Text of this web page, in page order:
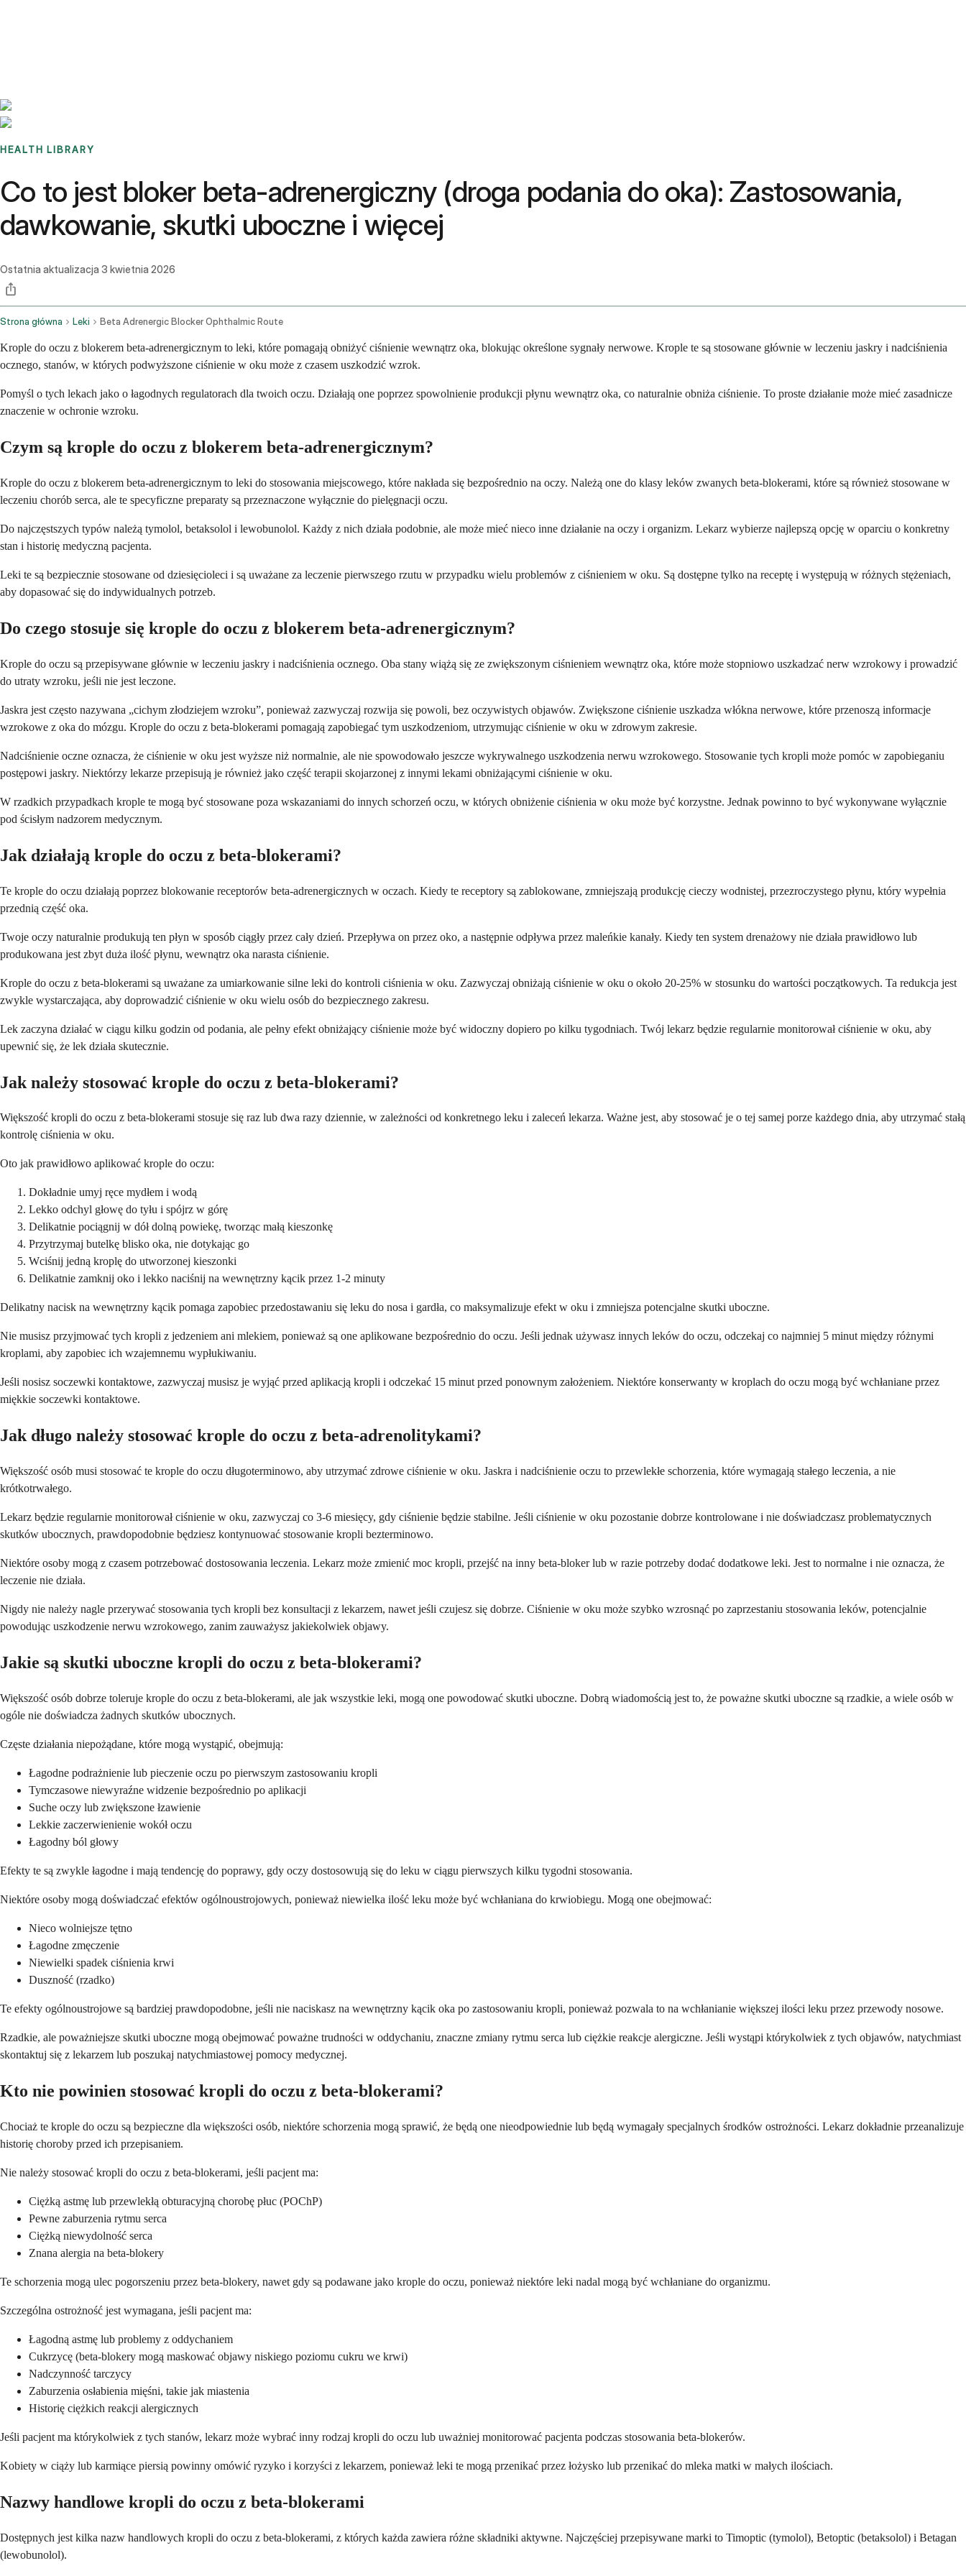
HEALTH LIBRARY
Co to jest bloker beta-adrenergiczny (droga podania do oka): Zastosowania,
dawkowanie, skutki uboczne i więcej
Ostatnia aktualizacja 3 kwietnia 2026
Strona główna Leki Beta Adrenergic Blocker Ophthalmic Route
Krople do oczu z blokerem beta-adrenergicznym to leki, które pomagają obniżyć ciśnienie wewnątrz oka, blokując określone sygnały nerwowe. Krople te są stosowane głównie w leczeniu jaskry i nadciśnienia
ocznego, stanów, w których podwyższone ciśnienie w oku może z czasem uszkodzić wzrok.
Pomyśl o tych lekach jako o łagodnych regulatorach dla twoich oczu. Działają one poprzez spowolnienie produkcji płynu wewnątrz oka, co naturalnie obniża ciśnienie. To proste działanie może mieć zasadnicze
znaczenie w ochronie wzroku.
Czym są krople do oczu z blokerem beta-adrenergicznym?
Krople do oczu z blokerem beta-adrenergicznym to leki do stosowania miejscowego, które nakłada się bezpośrednio na oczy. Należą one do klasy leków zwanych beta-blokerami, które są również stosowane w
leczeniu chorób serca, ale te specyficzne preparaty są przeznaczone wyłącznie do pielęgnacji oczu.
Do najczęstszych typów należą tymolol, betaksolol i lewobunolol. Każdy z nich działa podobnie, ale może mieć nieco inne działanie na oczy i organizm. Lekarz wybierze najlepszą opcję w oparciu o konkretny
stan i historię medyczną pacjenta.
Leki te są bezpiecznie stosowane od dziesięcioleci i są uważane za leczenie pierwszego rzutu w przypadku wielu problemów z ciśnieniem w oku. Są dostępne tylko na receptę i występują w różnych stężeniach,
aby dopasować się do indywidualnych potrzeb.
Do czego stosuje się krople do oczu z blokerem beta-adrenergicznym?
Krople do oczu są przepisywane głównie w leczeniu jaskry i nadciśnienia ocznego. Oba stany wiążą się ze zwiększonym ciśnieniem wewnątrz oka, które może stopniowo uszkadzać nerw wzrokowy i prowadzić
do utraty wzroku, jeśli nie jest leczone.
Jaskra jest często nazywana „cichym złodziejem wzroku”, ponieważ zazwyczaj rozwija się powoli, bez oczywistych objawów. Zwiększone ciśnienie uszkadza włókna nerwowe, które przenoszą informacje
wzrokowe z oka do mózgu. Krople do oczu z beta-blokerami pomagają zapobiegać tym uszkodzeniom, utrzymując ciśnienie w oku w zdrowym zakresie.
Nadciśnienie oczne oznacza, że ciśnienie w oku jest wyższe niż normalnie, ale nie spowodowało jeszcze wykrywalnego uszkodzenia nerwu wzrokowego. Stosowanie tych kropli może pomóc w zapobieganiu
postępowi jaskry. Niektórzy lekarze przepisują je również jako część terapii skojarzonej z innymi lekami obniżającymi ciśnienie w oku.
W rzadkich przypadkach krople te mogą być stosowane poza wskazaniami do innych schorzeń oczu, w których obniżenie ciśnienia w oku może być korzystne. Jednak powinno to być wykonywane wyłącznie
pod ścisłym nadzorem medycznym.
Jak działają krople do oczu z beta-blokerami?
Te krople do oczu działają poprzez blokowanie receptorów beta-adrenergicznych w oczach. Kiedy te receptory są zablokowane, zmniejszają produkcję cieczy wodnistej, przezroczystego płynu, który wypełnia
przednią część oka.
Twoje oczy naturalnie produkują ten płyn w sposób ciągły przez cały dzień. Przepływa on przez oko, a następnie odpływa przez maleńkie kanały. Kiedy ten system drenażowy nie działa prawidłowo lub
produkowana jest zbyt duża ilość płynu, wewnątrz oka narasta ciśnienie.
Krople do oczu z beta-blokerami są uważane za umiarkowanie silne leki do kontroli ciśnienia w oku. Zazwyczaj obniżają ciśnienie w oku o około 20-25% w stosunku do wartości początkowych. Ta redukcja jest
zwykle wystarczająca, aby doprowadzić ciśnienie w oku wielu osób do bezpiecznego zakresu.
Lek zaczyna działać w ciągu kilku godzin od podania, ale pełny efekt obniżający ciśnienie może być widoczny dopiero po kilku tygodniach. Twój lekarz będzie regularnie monitorował ciśnienie w oku, aby
upewnić się, że lek działa skutecznie.
Jak należy stosować krople do oczu z beta-blokerami?
Większość kropli do oczu z beta-blokerami stosuje się raz lub dwa razy dziennie, w zależności od konkretnego leku i zaleceń lekarza. Ważne jest, aby stosować je o tej samej porze każdego dnia, aby utrzymać stałą
kontrolę ciśnienia w oku.
Oto jak prawidłowo aplikować krople do oczu:
Dokładnie umyj ręce mydłem i wodą
Lekko odchyl głowę do tyłu i spójrz w górę
Delikatnie pociągnij w dół dolną powiekę, tworząc małą kieszonkę
Przytrzymaj butelkę blisko oka, nie dotykając go
Wciśnij jedną kroplę do utworzonej kieszonki
Delikatnie zamknij oko i lekko naciśnij na wewnętrzny kącik przez 1-2 minuty
Delikatny nacisk na wewnętrzny kącik pomaga zapobiec przedostawaniu się leku do nosa i gardła, co maksymalizuje efekt w oku i zmniejsza potencjalne skutki uboczne.
Nie musisz przyjmować tych kropli z jedzeniem ani mlekiem, ponieważ są one aplikowane bezpośrednio do oczu. Jeśli jednak używasz innych leków do oczu, odczekaj co najmniej 5 minut między różnymi
kroplami, aby zapobiec ich wzajemnemu wypłukiwaniu.
Jeśli nosisz soczewki kontaktowe, zazwyczaj musisz je wyjąć przed aplikacją kropli i odczekać 15 minut przed ponownym założeniem. Niektóre konserwanty w kroplach do oczu mogą być wchłaniane przez
miękkie soczewki kontaktowe.
Jak długo należy stosować krople do oczu z beta-adrenolitykami?
Większość osób musi stosować te krople do oczu długoterminowo, aby utrzymać zdrowe ciśnienie w oku. Jaskra i nadciśnienie oczu to przewlekłe schorzenia, które wymagają stałego leczenia, a nie
krótkotrwałego.
Lekarz będzie regularnie monitorował ciśnienie w oku, zazwyczaj co 3-6 miesięcy, gdy ciśnienie będzie stabilne. Jeśli ciśnienie w oku pozostanie dobrze kontrolowane i nie doświadczasz problematycznych
skutków ubocznych, prawdopodobnie będziesz kontynuować stosowanie kropli bezterminowo.
Niektóre osoby mogą z czasem potrzebować dostosowania leczenia. Lekarz może zmienić moc kropli, przejść na inny beta-bloker lub w razie potrzeby dodać dodatkowe leki. Jest to normalne i nie oznacza, że
leczenie nie działa.
Nigdy nie należy nagle przerywać stosowania tych kropli bez konsultacji z lekarzem, nawet jeśli czujesz się dobrze. Ciśnienie w oku może szybko wzrosnąć po zaprzestaniu stosowania leków, potencjalnie
powodując uszkodzenie nerwu wzrokowego, zanim zauważysz jakiekolwiek objawy.
Jakie są skutki uboczne kropli do oczu z beta-blokerami?
Większość osób dobrze toleruje krople do oczu z beta-blokerami, ale jak wszystkie leki, mogą one powodować skutki uboczne. Dobrą wiadomością jest to, że poważne skutki uboczne są rzadkie, a wiele osób w
ogóle nie doświadcza żadnych skutków ubocznych.
Częste działania niepożądane, które mogą wystąpić, obejmują:
Łagodne podrażnienie lub pieczenie oczu po pierwszym zastosowaniu kropli
Tymczasowe niewyraźne widzenie bezpośrednio po aplikacji
Suche oczy lub zwiększone łzawienie
Lekkie zaczerwienienie wokół oczu
Łagodny ból głowy
Efekty te są zwykle łagodne i mają tendencję do poprawy, gdy oczy dostosowują się do leku w ciągu pierwszych kilku tygodni stosowania.
Niektóre osoby mogą doświadczać efektów ogólnoustrojowych, ponieważ niewielka ilość leku może być wchłaniana do krwiobiegu. Mogą one obejmować:
Nieco wolniejsze tętno
Łagodne zmęczenie
Niewielki spadek ciśnienia krwi
Duszność (rzadko)
Te efekty ogólnoustrojowe są bardziej prawdopodobne, jeśli nie naciskasz na wewnętrzny kącik oka po zastosowaniu kropli, ponieważ pozwala to na wchłanianie większej ilości leku przez przewody nosowe.
Rzadkie, ale poważniejsze skutki uboczne mogą obejmować poważne trudności w oddychaniu, znaczne zmiany rytmu serca lub ciężkie reakcje alergiczne. Jeśli wystąpi którykolwiek z tych objawów, natychmiast
skontaktuj się z lekarzem lub poszukaj natychmiastowej pomocy medycznej.
Kto nie powinien stosować kropli do oczu z beta-blokerami?
Chociaż te krople do oczu są bezpieczne dla większości osób, niektóre schorzenia mogą sprawić, że będą one nieodpowiednie lub będą wymagały specjalnych środków ostrożności. Lekarz dokładnie przeanalizuje
historię choroby przed ich przepisaniem.
Nie należy stosować kropli do oczu z beta-blokerami, jeśli pacjent ma:
Ciężką astmę lub przewlekłą obturacyjną chorobę płuc (POChP)
Pewne zaburzenia rytmu serca
Ciężką niewydolność serca
Znana alergia na beta-blokery
Te schorzenia mogą ulec pogorszeniu przez beta-blokery, nawet gdy są podawane jako krople do oczu, ponieważ niektóre leki nadal mogą być wchłaniane do organizmu.
Szczególna ostrożność jest wymagana, jeśli pacjent ma:
Łagodną astmę lub problemy z oddychaniem
Cukrzycę (beta-blokery mogą maskować objawy niskiego poziomu cukru we krwi)
Nadczynność tarczycy
Zaburzenia osłabienia mięśni, takie jak miastenia
Historię ciężkich reakcji alergicznych
Jeśli pacjent ma którykolwiek z tych stanów, lekarz może wybrać inny rodzaj kropli do oczu lub uważniej monitorować pacjenta podczas stosowania beta-blokerów.
Kobiety w ciąży lub karmiące piersią powinny omówić ryzyko i korzyści z lekarzem, ponieważ leki te mogą przenikać przez łożysko lub przenikać do mleka matki w małych ilościach.
Nazwy handlowe kropli do oczu z beta-blokerami
Dostępnych jest kilka nazw handlowych kropli do oczu z beta-blokerami, z których każda zawiera różne składniki aktywne. Najczęściej przepisywane marki to Timoptic (tymolol), Betoptic (betaksolol) i Betagan
(lewobunolol).